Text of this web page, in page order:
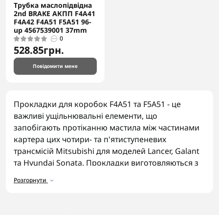
Трубка маслопідвідна
2nd BRAKE АКПП F4A41
F4A42 F4A51 F5A51 96-
up 4567539001 37mm
0
528.85грн.
Повідомити мене
Прокладки для коробок F4A51 та F5A51 - це
важливі ущільнювальні елементи, що
запобігають протіканню мастила між частинами
картера цих чотири- та п'ятиступеневих
трансмісій Mitsubishi для моделей Lancer, Galant
та Hyundai Sonata. Прокладки виготовляються з
постійний контакт з трансмісійною рідиною та
Розгорнути